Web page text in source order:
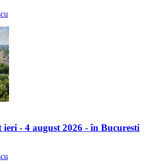
ieri - 4 august 2026 - în Bucuresti